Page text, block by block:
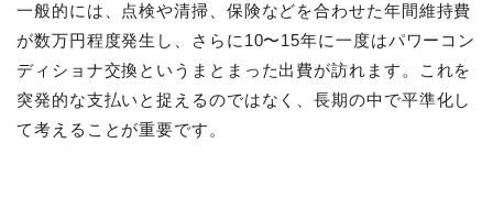
一般的には、点検や清掃、保険などを合わせた年間維持費
が数万円程度発生し、さらに10〜15年に一度はパワーコン
ディショナ交換というまとまった出費が訪れます。これを
突発的な支払いと捉えるのではなく、長期の中で平準化し
て考えることが重要です。